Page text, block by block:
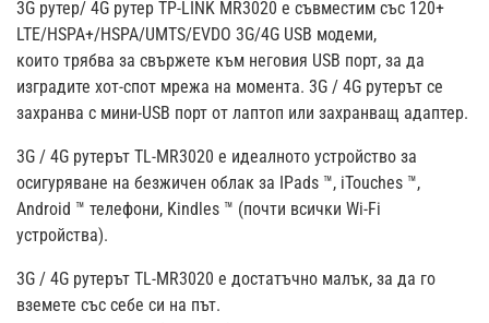
3G рутер/ 4G рутер TP-LINK MR3020 е съвместим със 120+
LTE/HSPA+/HSPA/UMTS/EVDO 3G/4G USB модеми,
които трябва за свържете към неговия USB порт, за да
изградите хот-спот мрежа на момента. 3G / 4G рутерът се
захранва с мини-USB порт от лаптоп или захранващ адаптер.
3G / 4G рутерът TL-MR3020 е идеалното устройство за
осигуряване на безжичен облак за IPads ™, iTouches ™,
Android ™ телефони, Kindles ™ (почти всички Wi-Fi
устройства).
3G / 4G рутерът TL-MR3020 е достатъчно малък, за да го
вземете със себе си на път.